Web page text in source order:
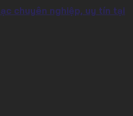
chuyên nghiệp, uy tín tại